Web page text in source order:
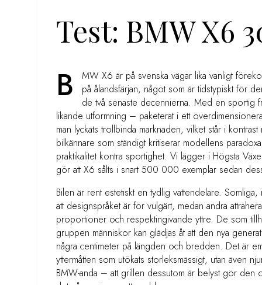
Test: BMW X6
B
MW X6 är på svenska vägar lika vanligt
på ålandsfärjan, något som är tidstypiskt för
de två senaste decennierna. Med en sportig
likande utformning – paketerat i ett
man lyckats trollbinda marknaden, vilket står i
bilkännare som ständigt kritiserar modellens
praktikalitet kontra sportighet. Vi lägger i Högsta
gör att X6 sålts i snart 500 000 exemplar sedan
Bilen är rent estetiskt en tydlig vattendelare. Somliga,
att designspråket är för vulgärt, medan andra
proportioner och respektingivande yttre. De som
gruppen människor kan glädjas åt att den nya
några centimeter på längden och bredden. Det är
yttermåtten som utökats storleksmässigt, utan även
BMW-anda – att grillen dessutom är belyst gör den